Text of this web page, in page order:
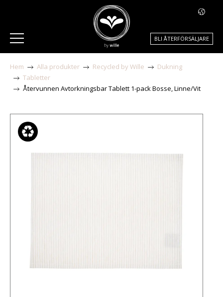
BLI ÅTERFÖRSÄLJARE
Hem Alla produkter Recycled by Wille
Dukning
Tabletter
Återvunnen Avtorkningsbar Tablett 1-pack Bosse, Linne/Vit